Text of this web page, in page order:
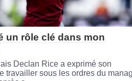
un rôle clé dans mon
Declan Rice a exprimé son
travailler sous les ordres du